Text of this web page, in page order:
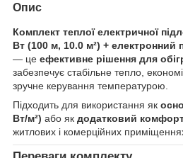
Опис
Комплект теплої електричної
Вт (100 м, 10.0 м²) + електронний
— це ефективне рішення для
забезпечує стабільне тепло,
зручне керування температурою.
Підходить для використання як
Вт/м²) або як додатковий
житлових і комерційних